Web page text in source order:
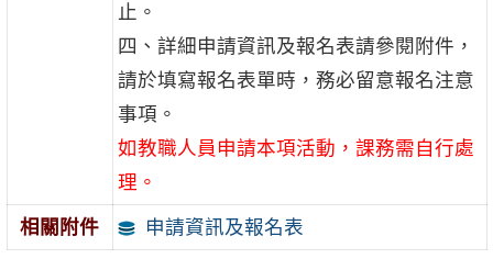
止。
四、詳細申請資訊及報名表請參閱附件，
請於填寫報名表單時，務必留意報名注意
事項。
如教職人員申請本項活動，課務需自行處
理。
相關附件 申請資訊及報名表